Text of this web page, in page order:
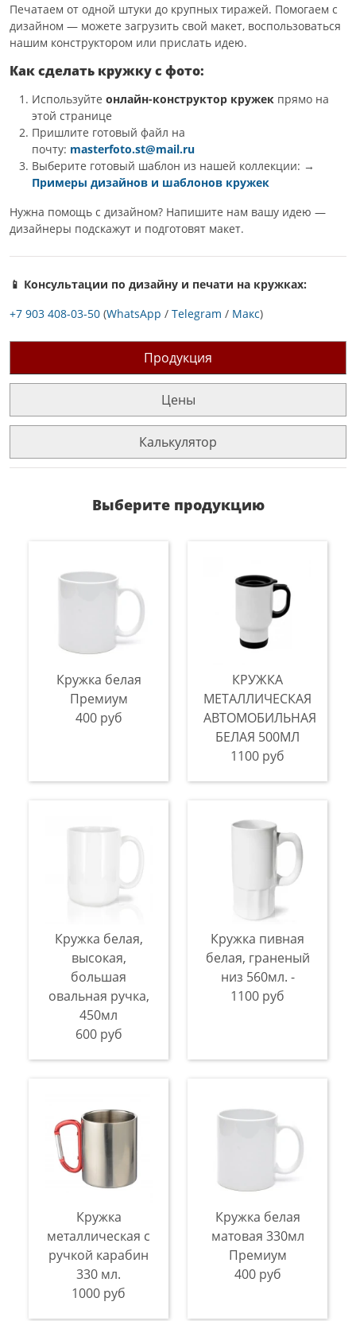
Печатаем от одной штуки до крупных тиражей. Помогаем с
дизайном — можете загрузить свой макет, воспользоваться
нашим конструктором или прислать идею.
Как сделать кружку с фото:
Используйте онлайн-конструктор кружек прямо на
этой странице
Пришлите готовый файл на
почту: masterfoto.st@mail.ru
Выберите готовый шаблон из нашей коллекции: →
Примеры дизайнов и шаблонов кружек
Нужна помощь с дизайном? Напишите нам вашу идею —
дизайнеры подскажут и подготовят макет.
📱 Консультации по дизайну и печати на кружках:
+7 903 408-03-50 (WhatsApp / Telegram / Макс)
Продукция
Цены
Калькулятор
Выберите продукцию
Кружка белая
Премиум
400 руб
КРУЖКА
МЕТАЛЛИЧЕСКАЯ
АВТОМОБИЛЬНАЯ
БЕЛАЯ 500МЛ
1100 руб
Кружка белая,
высокая,
большая
овальная ручка,
450мл
600 руб
Кружка пивная
белая, граненый
низ 560мл. -
1100 руб
Кружка
металлическая с
ручкой карабин
330 мл.
1000 руб
Кружка белая
матовая 330мл
Премиум
400 руб